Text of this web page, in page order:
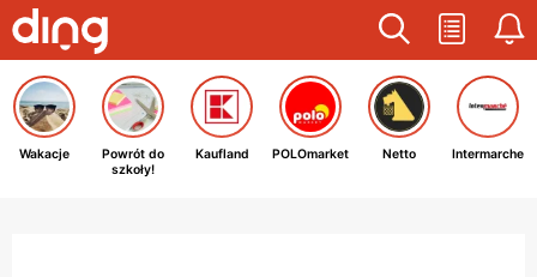
Wakacje
Powrót do
szkoły!
Kaufland POLOmarket Netto Intermarche